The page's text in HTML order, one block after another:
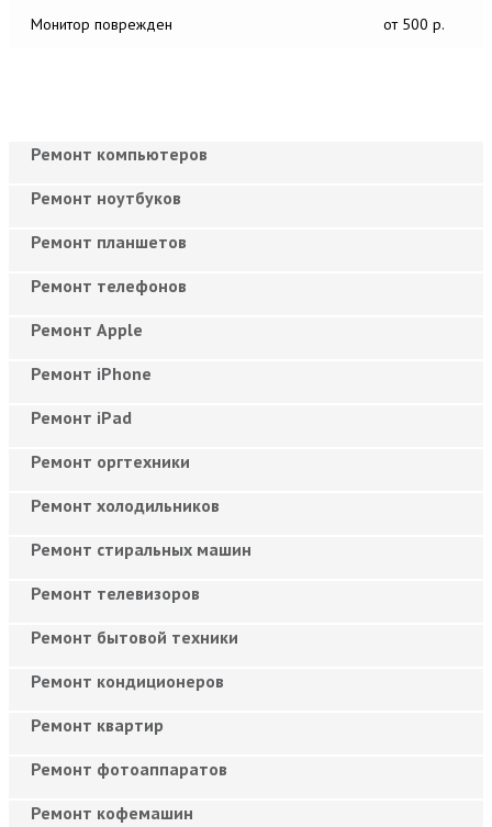
Монитор поврежден от 500 р.
Ремонт компьютеров
Ремонт ноутбуков
Ремонт планшетов
Ремонт телефонов
Ремонт Apple
Ремонт iPhone
Ремонт iPad
Ремонт оргтехники
Ремонт холодильников
Ремонт стиральных машин
Ремонт телевизоров
Ремонт бытовой техники
Ремонт кондиционеров
Ремонт квартир
Ремонт фотоаппаратов
Ремонт кофемашин